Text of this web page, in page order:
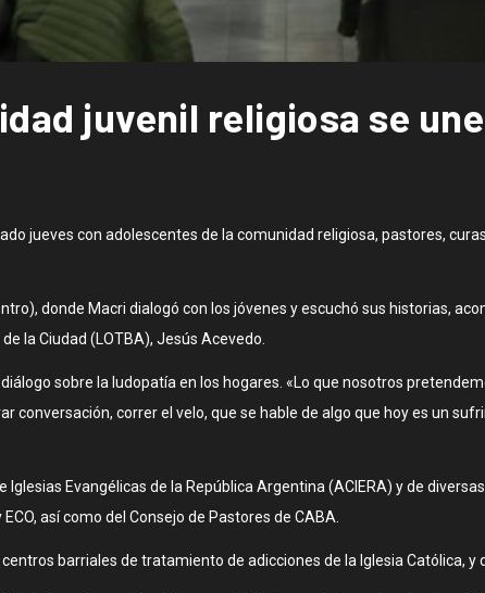
juvenil religiosa se
jueves con adolescentes de la comunidad religiosa, pastores,
donde Macri dialogó con los jóvenes y escuchó sus historias,
la Ciudad (LOTBA), Jesús Acevedo.
sobre la ludopatía en los hogares. «Lo que nosotros
conversación, correr el velo, que se hable de algo que hoy es un
Evangélicas de la República Argentina (ACIERA) y de
así como del Consejo de Pastores de CABA.
barriales de tratamiento de adicciones de la Iglesia Católica, y